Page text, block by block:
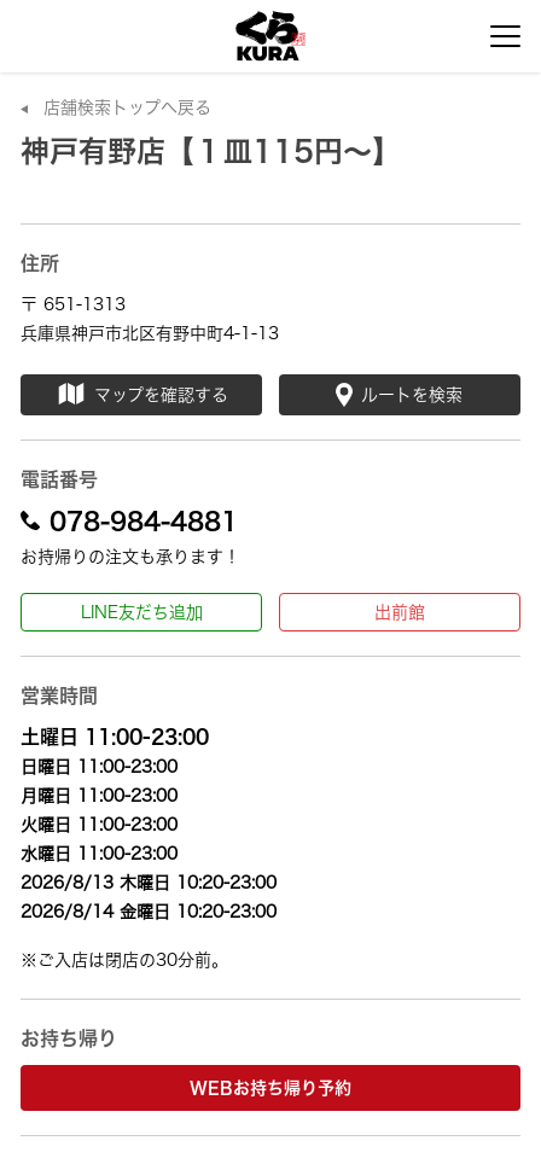
店舗検索トップへ戻る
神戸有野店【１皿115円～】
住所
〒 651-1313
兵庫県神戸市北区有野中町4-1-13
マップを確認する ルートを検索
電話番号
078-984-4881
お持帰りの注文も承ります！
LINE友だち追加 出前館
営業時間
土曜日 11:00-23:00
日曜日 11:00-23:00
月曜日 11:00-23:00
火曜日 11:00-23:00
水曜日 11:00-23:00
2026/8/13 木曜日 10:20-23:00
2026/8/14 金曜日 10:20-23:00
※ご入店は閉店の30分前。
お持ち帰り
WEBお持ち帰り予約